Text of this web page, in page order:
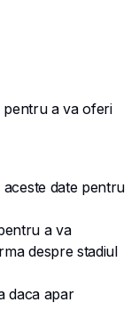
pentru a va oferi
date pentru
a va
despre stadiul
daca apar